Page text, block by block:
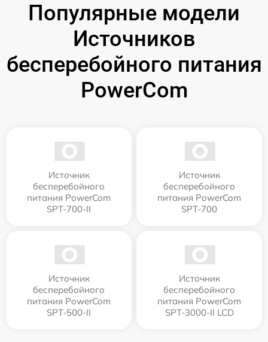
Популярные модели
Источников
бесперебойного питания
PowerCom
Источник
бесперебойного
питания PowerCom
SPT-700-II
Источник
бесперебойного
питания PowerCom
SPT-700
Источник
бесперебойного
питания PowerCom
SPT-500-II
Источник
бесперебойного
питания PowerCom
SPT-3000-II LCD